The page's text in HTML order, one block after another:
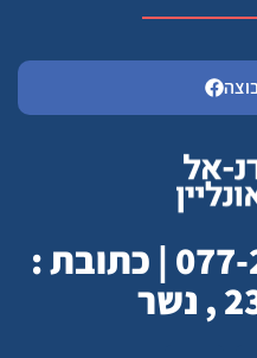
טלפון : 077-2085240 | כתובת :